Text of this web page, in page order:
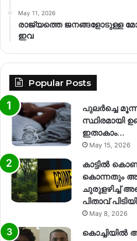
May 11, 2026
രാജ്യത്തെ ജനങ്ങളോടുള്ള
ഇവ
Popular Posts
പുലർച്ചെ
സ്ഥിരമായി
ഇതാകാം…
May 15, 2026
കാട്ടിൽ
കൊന്നതും
ചുരുളഴിച്ച്
പിതാവ്
May 8, 2026